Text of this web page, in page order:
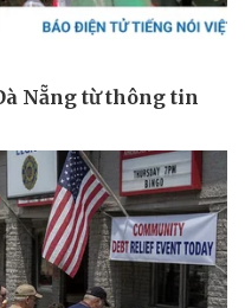
Ô tô - Xe máy
Ô tô
Xe máy